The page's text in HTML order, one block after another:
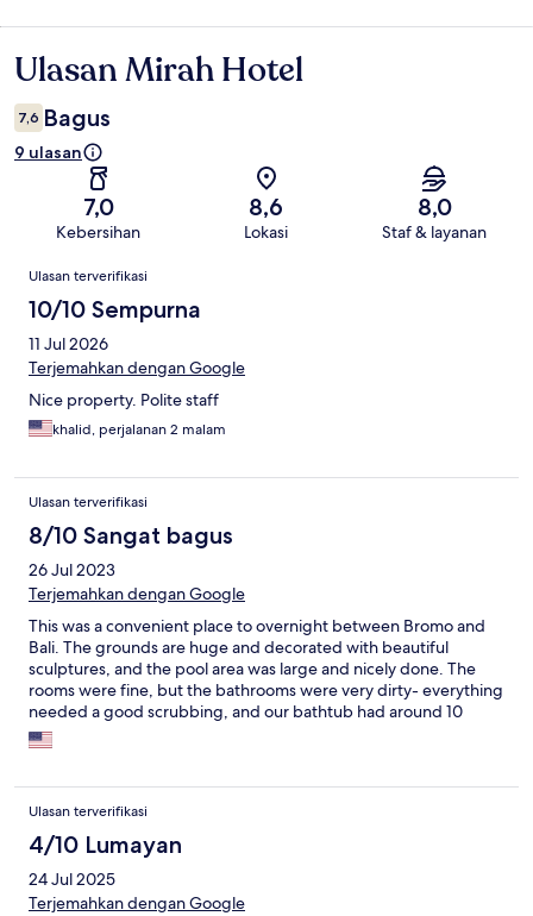
Ulasan
Ulasan Mirah Hotel
7,6 Bagus
9 ulasan
7,0
Kebersihan
8,6
Lokasi
8,0
Staf & layanan
Ulasan
Ulasan terverifikasi
10/10 Sempurna
11 Jul 2026
Terjemahkan dengan Google
Nice property. Polite staff
khalid, perjalanan 2 malam
Ulasan terverifikasi
8/10 Sangat bagus
26 Jul 2023
Terjemahkan dengan Google
This was a convenient place to overnight between Bromo and
Bali. The grounds are huge and decorated with beautiful
sculptures, and the pool area was large and nicely done. The
rooms were fine, but the bathrooms were very dirty- everything
needed a good scrubbing, and our bathtub had around 10
dead insects in it when we arrived.
Ulasan terverifikasi
4/10 Lumayan
24 Jul 2025
Terjemahkan dengan Google